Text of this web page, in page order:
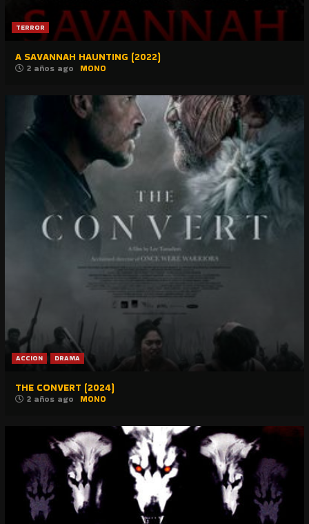
TERROR
A SAVANNAH HAUNTING (2022)
2 años ago MONO
ACCION DRAMA
THE CONVERT (2024)
2 años ago MONO